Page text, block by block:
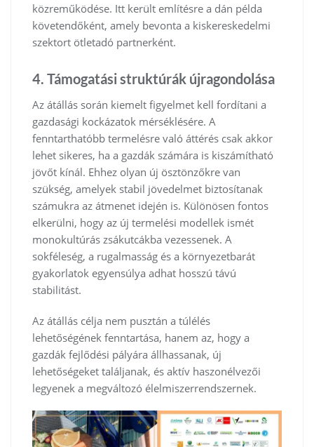
közreműködése. Itt került említésre a dán példa
követendőként, amely bevonta a kiskereskedelmi
szektort ötletadó partnerként.
4. Támogatási struktúrák újragondolása
Az átállás során kiemelt figyelmet kell fordítani a
gazdasági kockázatok mérséklésére. A
fenntarthatóbb termelésre való áttérés csak akkor
lehet sikeres, ha a gazdák számára is kiszámítható
jövőt kínál. Ehhez olyan új ösztönzőkre van
szükség, amelyek stabil jövedelmet biztosítanak
számukra az átmenet idején is. Különösen fontos
elkerülni, hogy az új termelési modellek ismét
monokultúrás zsákutcákba vezessenek. A
sokféleség, a rugalmasság és a környezetbarát
gyakorlatok egyensúlya adhat hosszú távú
stabilitást.
Az átállás célja nem pusztán a túlélés
lehetőségének fenntartása, hanem az, hogy a
gazdák fejlődési pályára állhassanak, új
lehetőségeket találjanak, és aktív haszonélvezői
legyenek a megváltozó élelmiszerrendszernek.